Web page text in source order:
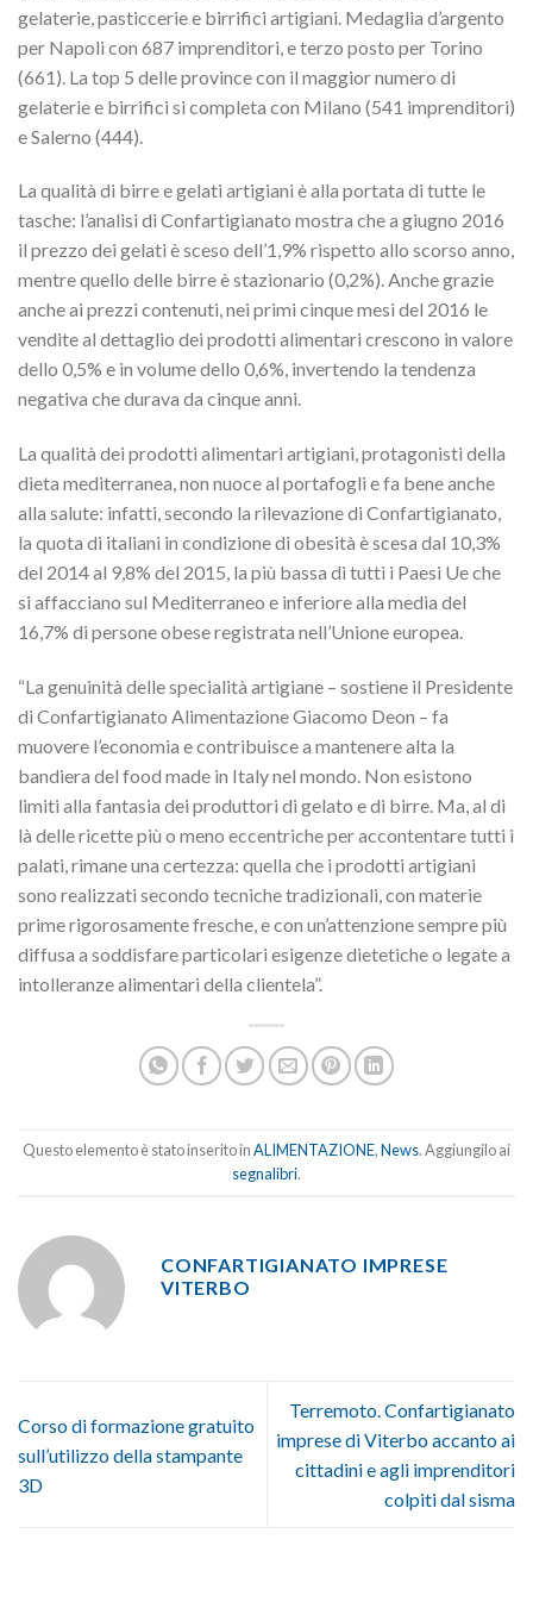
gelaterie, pasticcerie e birrifici artigiani. Medaglia d’argento
per Napoli con 687 imprenditori, e terzo posto per Torino
(661). La top 5 delle province con il maggior numero di
gelaterie e birrifici si completa con Milano (541 imprenditori)
e Salerno (444).
La qualità di birre e gelati artigiani è alla portata di tutte le
tasche: l’analisi di Confartigianato mostra che a giugno 2016
il prezzo dei gelati è sceso dell’1,9% rispetto allo scorso anno,
mentre quello delle birre è stazionario (0,2%). Anche grazie
anche ai prezzi contenuti, nei primi cinque mesi del 2016 le
vendite al dettaglio dei prodotti alimentari crescono in valore
dello 0,5% e in volume dello 0,6%, invertendo la tendenza
negativa che durava da cinque anni.
La qualità dei prodotti alimentari artigiani, protagonisti della
dieta mediterranea, non nuoce al portafogli e fa bene anche
alla salute: infatti, secondo la rilevazione di Confartigianato,
la quota di italiani in condizione di obesità è scesa dal 10,3%
del 2014 al 9,8% del 2015, la più bassa di tutti i Paesi Ue che
si affacciano sul Mediterraneo e inferiore alla media del
16,7% di persone obese registrata nell’Unione europea.
“La genuinità delle specialità artigiane – sostiene il Presidente
di Confartigianato Alimentazione Giacomo Deon – fa
muovere l’economia e contribuisce a mantenere alta la
bandiera del food made in Italy nel mondo. Non esistono
limiti alla fantasia dei produttori di gelato e di birre. Ma, al di
là delle ricette più o meno eccentriche per accontentare tutti i
palati, rimane una certezza: quella che i prodotti artigiani
sono realizzati secondo tecniche tradizionali, con materie
prime rigorosamente fresche, e con un’attenzione sempre più
diffusa a soddisfare particolari esigenze dietetiche o legate a
intolleranze alimentari della clientela”.
Questo elemento è stato inserito inALIMENTAZIONE,News. Aggiungilo ai
segnalibri.
CONFARTIGIANATO IMPRESE
VITERBO
Corso di formazione gratuito
sull’utilizzo della stampante
3D
Terremoto. Confartigianato
imprese di Viterbo accanto ai
cittadini e agli imprenditori
colpiti dal sisma